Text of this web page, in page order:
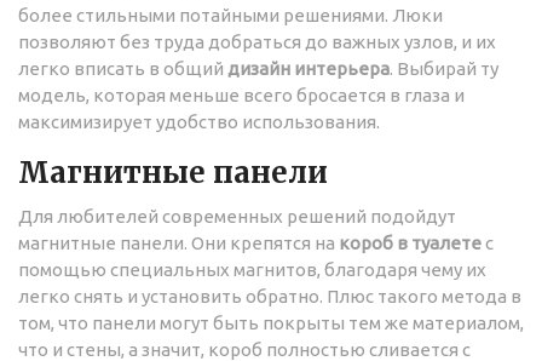
более стильными потайными решениями. Люки
позволяют без труда добраться до важных узлов, и их
легко вписать в общий дизайн интерьера. Выбирай ту
модель, которая меньше всего бросается в глаза и
максимизирует удобство использования.
Магнитные панели
Для любителей современных решений подойдут
магнитные панели. Они крепятся на короб в туалетес
помощью специальных магнитов, благодаря чему их
легко снять и установить обратно. Плюс такого метода в
том, что панели могут быть покрыты тем же материалом,
что и стены, а значит, короб полностью сливается с